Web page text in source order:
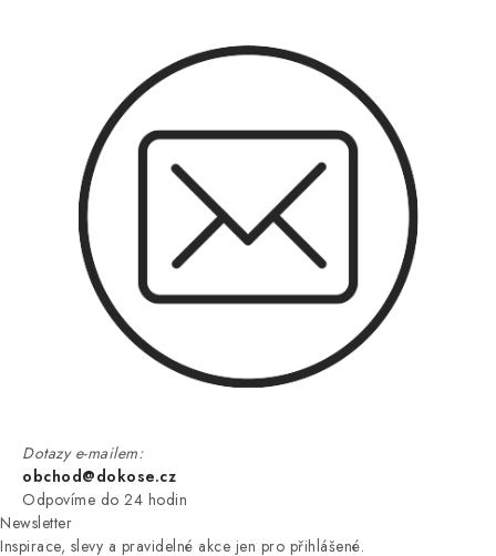
Dotazy e-mailem:
obchod@dokose.cz
Odpovíme do 24 hodin
Newsletter
Inspirace, slevy a pravidelné akce jen pro přihlášené.